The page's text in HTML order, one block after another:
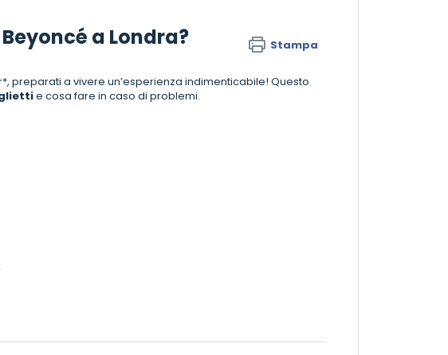
a Londra? Stampa
preparati a vivere un’esperienza indimenticabile! Questo
e cosa fare in caso di problemi.